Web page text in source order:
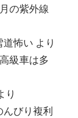
の紫外線
道怖い より
級車は多
り
びり複利